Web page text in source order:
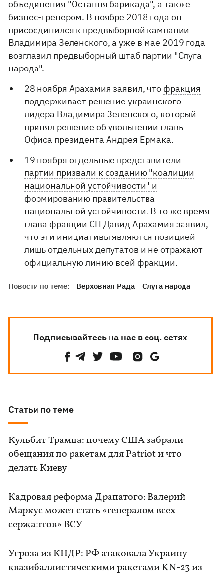
объединения "Остання барикада", а также
бизнес-тренером. В ноябре 2018 года он
присоединился к предвыборной кампании
Владимира Зеленского, а уже в мае 2019 года
возглавил предвыборный штаб партии "Слуга
народа".
28 ноября Арахамия заявил, что фракция
поддерживает решение украинского
лидера Владимира Зеленского, который
принял решение об увольнении главы
Офиса президента Андрея Ермака.
19 ноября отдельные представители
партии призвали к созданию "коалиции
национальной устойчивости" и
формированию правительства
национальной устойчивости. В то же время
глава фракции СН Давид Арахамия заявил,
что эти инициативы являются позицией
лишь отдельных депутатов и не отражают
официальную линию всей фракции.
Новости по теме: Верховная Рада Слуга народа
Подписывайтесь на нас в соц. сетях
Статьи по теме
Кульбит Трампа: почему США забрали
обещания по ракетам для Patriot и что
делать Киеву
Кадровая реформа Драпатого: Валерий
Маркус может стать «генералом всех
сержантов» ВСУ
Угроза из КНДР: РФ атаковала Украину
квазибаллистическими ракетами KN-23 из